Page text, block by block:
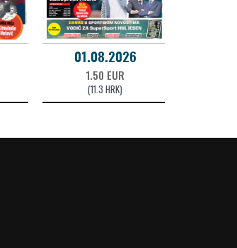
01.08.2026
1.50 EUR
(11.3 HRK)